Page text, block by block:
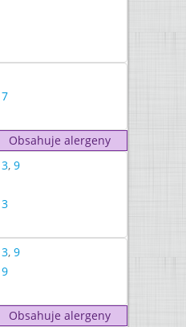
7
Obsahuje alergeny
3, 9
3
3, 9
9
Obsahuje alergeny